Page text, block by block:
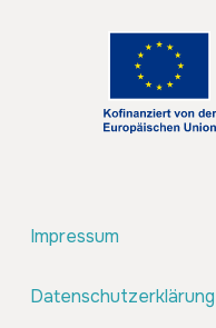
Impressum
Datenschutzerklärung